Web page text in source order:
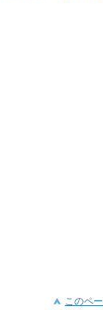
このペ